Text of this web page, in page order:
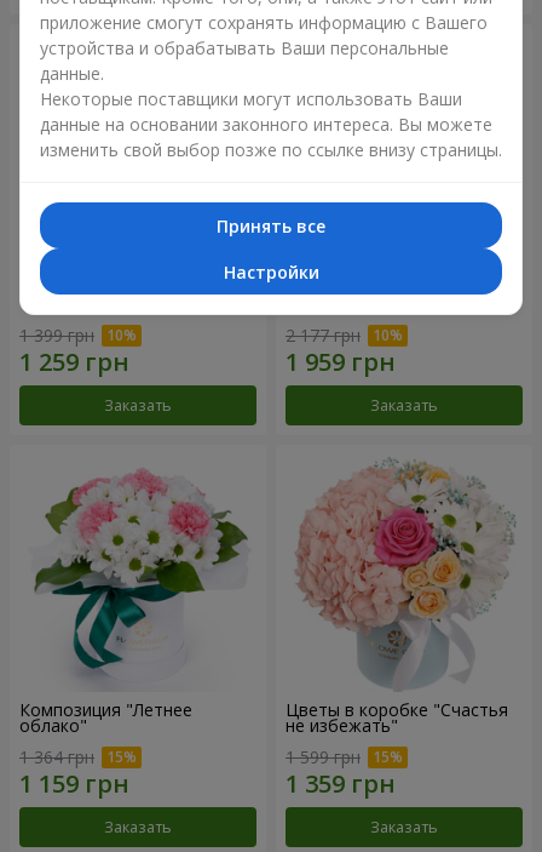
Букет "Нежная любовь"
1 399 грн
Заказать
Букет "Сказочная осень"
2 177 грн
Заказать
Композиция "Летнее
облако"
1 364 грн
Заказать
Цветы в коробке "Счастья
не избежать"
1 599 грн
Заказать
приложение смогут сохранять информацию с Вашего
устройства и обрабатывать Ваши персональные
данные.
Некоторые поставщики могут использовать Ваши
данные на основании законного интереса. Вы можете
изменить свой выбор позже по ссылке внизу страницы.
Принять все
Настройки